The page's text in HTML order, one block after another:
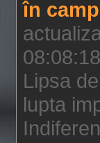
în
08:08:18
Lipsa
lupta